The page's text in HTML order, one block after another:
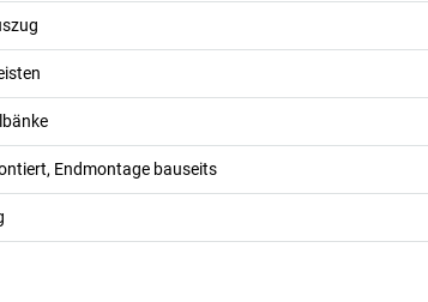
Endmontage bauseits